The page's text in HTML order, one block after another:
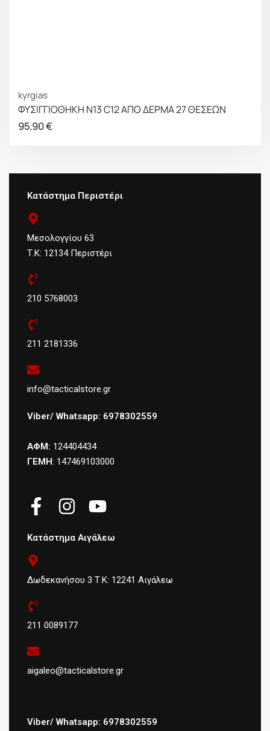
kyrgias
ΦΥΣΙΓΓΙΟΘΗΚΗ Ν13 C12 ΑΠΟ ΔΕΡΜΑ 27 ΘΕΣΕΩΝ
95.90€
Κατάστημα Περιστέρι
Μεσολογγίου 63
Τ.Κ: 12134 Περιστέρι
210 5768003
211 2181336
info@tacticalstore.gr
Viber/ Whatsapp: 6978302559
ΑΦΜ: 124404434
ΓΕΜΗ: 147469103000
Κατάστημα Αιγάλεω
Δωδεκανήσου 3 Τ.Κ: 12241 Αιγάλεω
211 0089177
aigaleo@tacticalstore.gr
Viber/ Whatsapp: 6978302559